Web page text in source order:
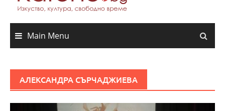
Main Menu
АЛЕКСАНДРА СЪРЧАДЖИЕВА